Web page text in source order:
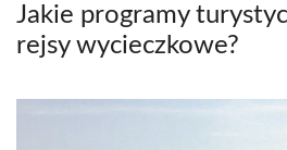
Jakie programy
rejsy wycieczkowe?